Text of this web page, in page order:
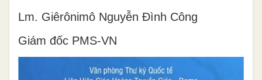
Lm. Giêrônimô Nguyễn Đình Công
Giám đốc PMS-VN